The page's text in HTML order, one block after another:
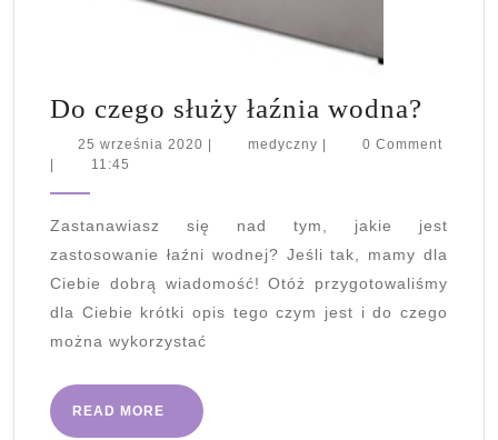
Do czego służy łaźnia wodna?
czego
25 września 2020 25
medyczny medyczny0 Comment
11:45
Zastanawiasz się nad tym, jakie jest
zastosowanie łaźni wodnej? Jeśli tak, mamy dla
Ciebie dobrą wiadomość! Otóż przygotowaliśmy
dla Ciebie krótki opis tego czym jest i do czego
można wykorzystać
READ MORE
READ
MORE